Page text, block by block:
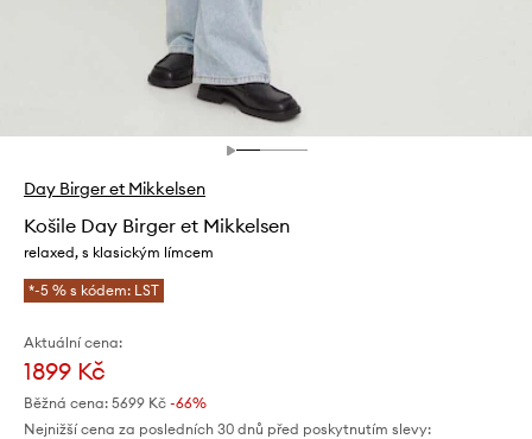
Day Birger et Mikkelsen
Košile Day Birger et Mikkelsen
relaxed, s klasickým límcem
*-5 % s kódem: LST
Aktuální cena:
1899 Kč
Běžná cena: 5699 Kč -66%
Nejnižší cena za posledních 30 dnů před poskytnutím slevy: